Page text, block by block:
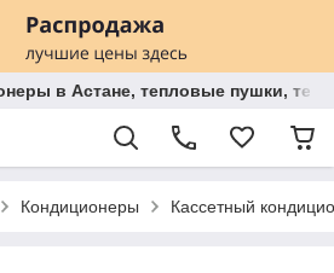
в Астане, тепловые пушки,
Кондиционеры Кассетный